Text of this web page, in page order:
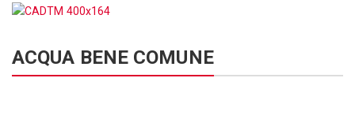
ACQUA BENE COMUNE